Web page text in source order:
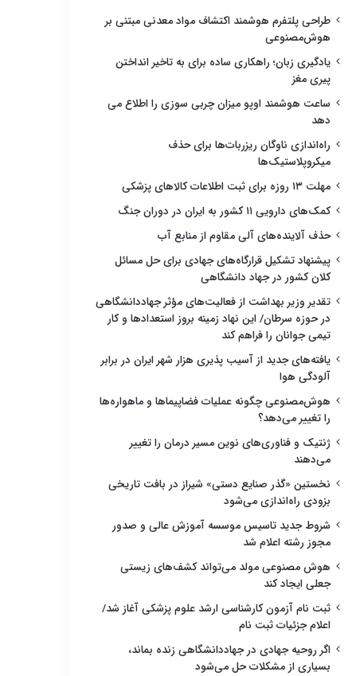
طراحی پلتفرم هوشمند اکتشاف مواد معدنی مبتنی بر
هوش‌مصنوعی
یادگیری زبان؛ راهکاری ساده برای به تاخیر انداختن
پیری مغز
ساعت هوشمند اوپو میزان چربی سوزی را اطلاع می
دهد
راه‌اندازی ناوگان ریزربات‌ها برای حذف
میکروپلاستیک‌ها
مهلت ۱۳ روزه برای ثبت اطلاعات کالاهای پزشکی
کمک‌های دارویی ۱۱ کشور به ایران در دوران جنگ
حذف آلاینده‌های آلی مقاوم از منابع آب
پیشنهاد تشکیل قرارگاه‌های جهادی برای حل مسائل
کلان کشور در جهاد دانشگاهی
تقدیر وزیر بهداشت از فعالیت‌های مؤثر جهاددانشگاهی
در حوزه سرطان/ این نهاد زمینه بروز استعدادها و کار
تیمی جوانان را فراهم کند
یافته‌های جدید از آسیب پذیری هزار شهر ایران در برابر
آلودگی هوا
هوش‌مصنوعی چگونه عملیات فضاپیماها و ماهواره‌ها
را تغییر می‌دهد؟
ژنتیک و فناوری‌های نوین مسیر درمان را تغییر
می‌دهند
نخستین «گذر صنایع دستی» شیراز در بافت تاریخی
بزودی راه‌اندازی می‌شود
شروط جدید تاسیس موسسه آموزش عالی و صدور
مجوز رشته اعلام شد
هوش مصنوعی مولد می‌تواند کشف‌های زیستی
جعلی ایجاد کند
ثبت نام آزمون کارشناسی ارشد علوم پزشکی آغاز شد/
اعلام جزئیات ثبت نام
اگر روحیه جهادی در جهاددانشگاهی زنده بماند،
بسیاری از مشکلات حل می‌شود